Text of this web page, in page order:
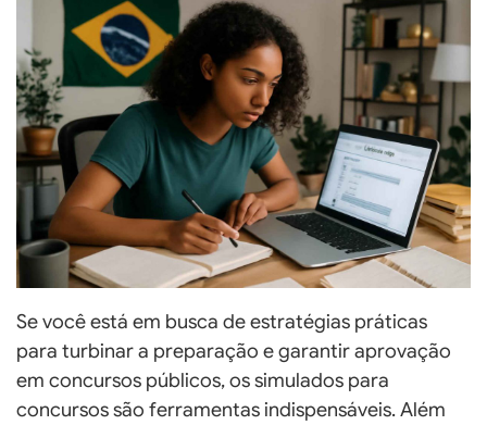
Se você está em busca de estratégias práticas
para turbinar a preparação e garantir aprovação
em concursos públicos, os simulados para
concursos são ferramentas indispensáveis. Além